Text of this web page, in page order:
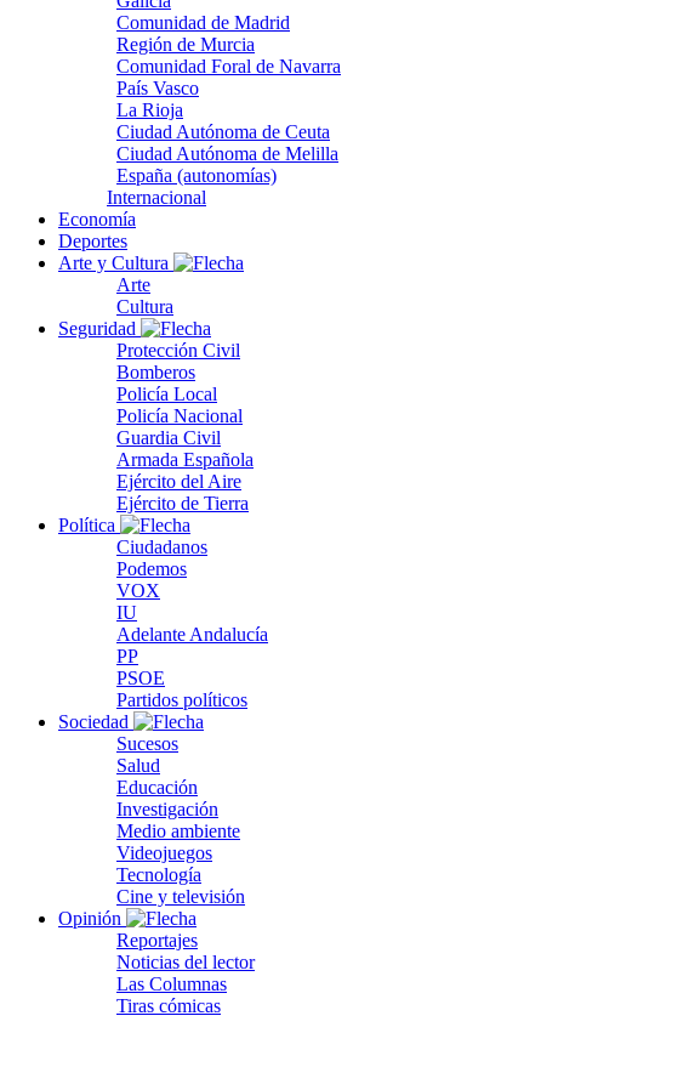
Comunidad de Madrid
Región de Murcia
Comunidad Foral de Navarra
País Vasco
La Rioja
Ciudad Autónoma de Ceuta
Ciudad Autónoma de Melilla
España (autonomías)
Internacional
Economía
Deportes
Arte y Cultura
Arte
Cultura
Seguridad
Protección Civil
Bomberos
Policía Local
Policía Nacional
Guardia Civil
Armada Española
Ejército del Aire
Ejército de Tierra
Política
Ciudadanos
Podemos
VOX
IU
Adelante Andalucía
PP
PSOE
Partidos políticos
Sociedad
Sucesos
Salud
Educación
Investigación
Medio ambiente
Videojuegos
Tecnología
Cine y televisión
Opinión
Reportajes
Noticias del lector
Las Columnas
Tiras cómicas